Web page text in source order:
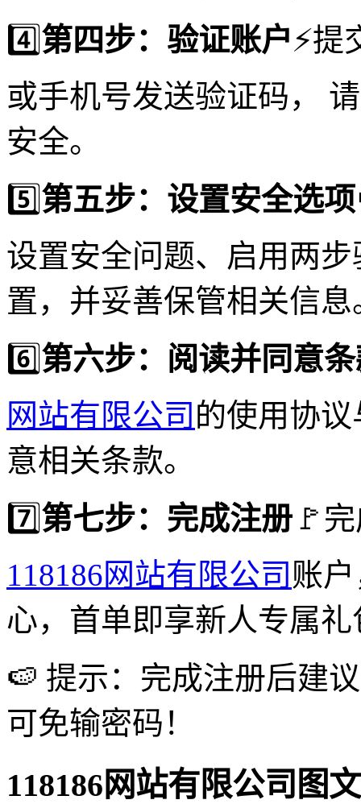
4️⃣第四步：验证账户⚡️
或手机号发送验证码，
安全。
5️⃣第五步：设置安全选项
设置安全问题、启用两
置，并妥善保管相关信息
6️⃣第六步：阅读并同意
网站有限公司 的使用协
意相关条款。
7️⃣第七步：完成注册 🚩
118186网站有限公司 账
心，首单即享新人专属礼
🍉 提示：完成注册后建
可免输密码！
118186网站有限公司图